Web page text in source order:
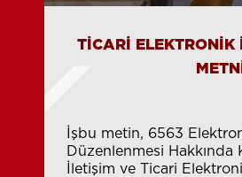
TİCARİ
METNİ
İşbu metin, 6563
Düzenlenmesi Hakkında
İletişim ve Ticari